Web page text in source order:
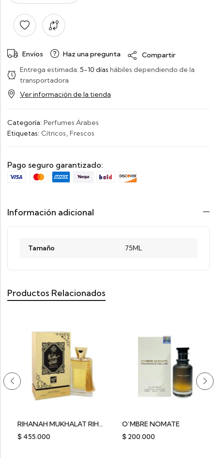
Envíos Haz una pregunta
Compartir
Entrega estimada: 5-10 días hábiles dependiendo de la
transportadora
Ver información de la tienda
Categoría: Perfumes Árabes
Etiquetas: Cítricos, Frescos
Pago seguro garantizado:
Información adicional
Tamaño 75ML
Productos Relacionados
RIHANAH MUKHALAT RIHANAH
455.000
O’MBRE NOMATE
200.000